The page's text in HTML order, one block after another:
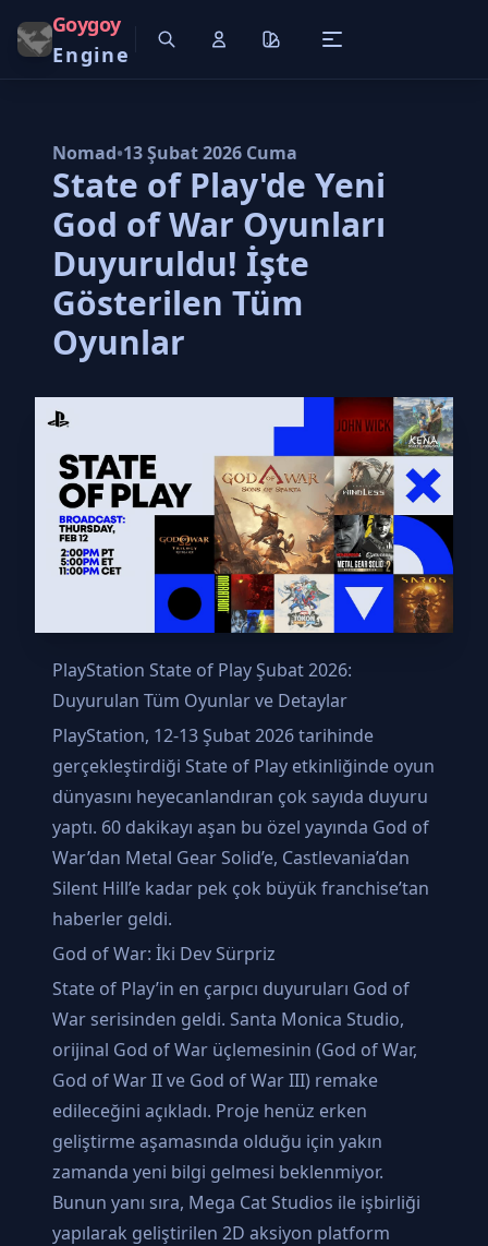
Goygoy
Engine
Nomad•13 Şubat 2026 Cuma
State of Play'de Yeni
God of War Oyunları
Duyuruldu! İşte
Gösterilen Tüm
Oyunlar
PlayStation State of Play Şubat 2026:
Duyurulan Tüm Oyunlar ve Detaylar
PlayStation, 12-13 Şubat 2026 tarihinde
gerçekleştirdiği State of Play etkinliğinde oyun
dünyasını heyecanlandıran çok sayıda duyuru
yaptı. 60 dakikayı aşan bu özel yayında God of
War’dan Metal Gear Solid’e, Castlevania’dan
Silent Hill’e kadar pek çok büyük franchise’tan
haberler geldi.
God of War: İki Dev Sürpriz
State of Play’in en çarpıcı duyuruları God of
War serisinden geldi. Santa Monica Studio,
orijinal God of War üçlemesinin (God of War,
God of War II ve God of War III) remake
edileceğini açıkladı. Proje henüz erken
geliştirme aşamasında olduğu için yakın
zamanda yeni bilgi gelmesi beklenmiyor.
Bunun yanı sıra, Mega Cat Studios ile işbirliği
yapılarak geliştirilen 2D aksiyon platform